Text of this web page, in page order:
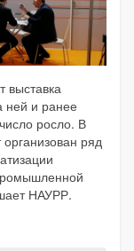
ней и ранее
росло. В
ряд
НАУРР.